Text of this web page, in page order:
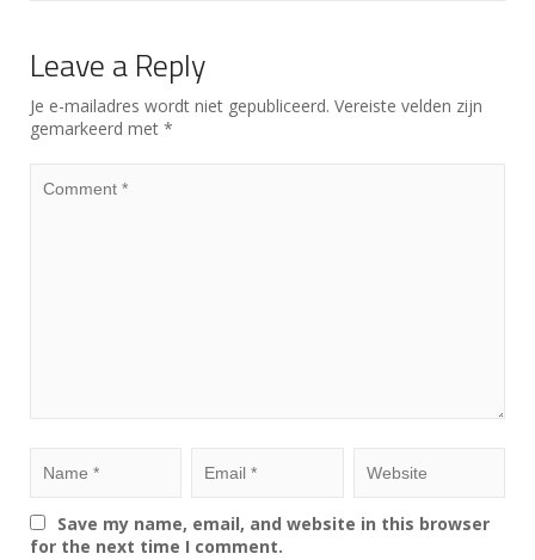
Leave a Reply
Je e-mailadres wordt niet gepubliceerd. Vereiste velden zijn
gemarkeerd met *
Save my name, email, and website in this browser
for the next time I comment.